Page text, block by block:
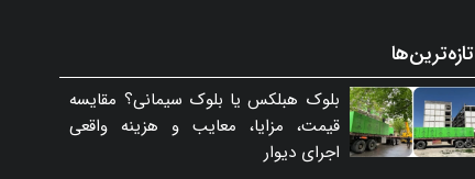
تازه‌ترین‌ها
بلوک هبلکس یا بلوک سیمانی؟ مقایسه
قیمت، مزایا، معایب و هزینه واقعی
اجرای دیوار